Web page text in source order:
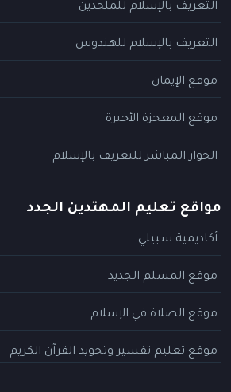
التعريف بالإسلام للملحدين
التعريف بالإسلام للهندوس
موقع الإيمان
موقع المعجزة الأخيرة
الحوار المباشر للتعريف بالإسلام
مواقع تعليم المهتدين الجدد
أكاديمية سبيلي
موقع المسلم الجديد
موقع الصلاة في الإسلام
موقع تعليم تفسير وتجويد القرآن الكريم